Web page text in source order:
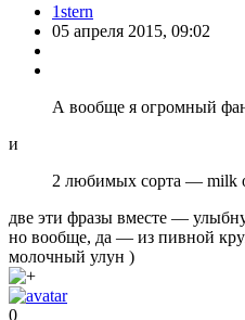
1stern
05 апреля 2015, 09:02
А вообще я огромный
и
2 любимых сорта — milk
две эти фразы вместе —
но вообще, да — из пивной
молочный улун )
0